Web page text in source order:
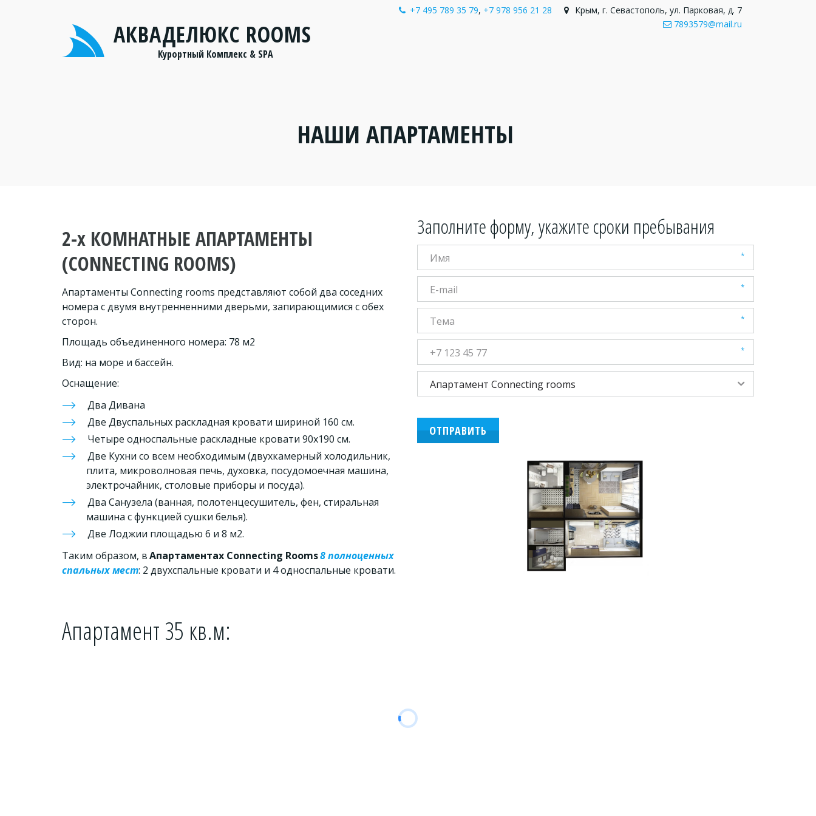
АКВАДЕЛЮКС ROOMS
Курортный Комплекс & SPA
Крым, г. Севастополь, ул. Парковая, д. 7
+7 495 789 35 79, +7 978 956 21 28
7893579@mail.ru
НАШИ АПАРТАМЕНТЫ
2-х КОМНАТНЫЕ АПАРТАМЕНТЫ
(CONNECTING ROOMS)
Апартаменты Connecting rooms представляют собой два соседних
номера с двумя внутренненними дверьми, запирающимися с обех
сторон.
Площадь объединенного номера: 78 м2
Вид: на море и бассейн.
Оснащение:
Два Дивана
Две Двуспальных раскладная кровати шириной 160 см.
Четыре односпальные раскладные кровати 90х190 см.
Две Кухни со всем необходимым (двухкамерный холодильник,
плита, микроволновая печь, духовка, посудомоечная машина,
электрочайник, столовые приборы и посуда).
Два Санузела (ванная, полотенцесушитель, фен, стиральная
машина с функцией сушки белья).
Две Лоджии площадью 6 и 8 м2.
Таким образом, в Апартаментах Connecting Rooms8 полноценных
спальных мест: 2 двухспальные кровати и 4 односпальные кровати.
Заполните форму, укажите сроки пребывания
*
*
*
*
ОТПРАВИТЬ
Апартамент 35 кв.м: